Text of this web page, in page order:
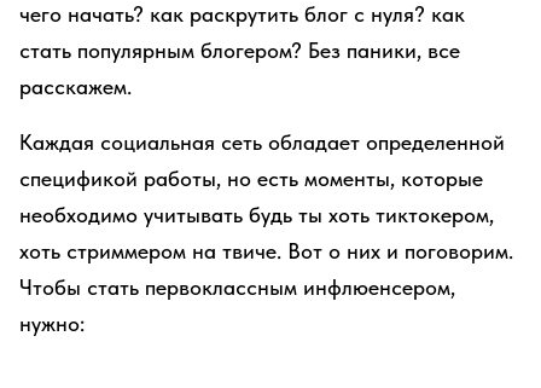
чего начать? как раскрутить блог с нуля? как
стать популярным блогером? Без паники, все
расскажем.
Каждая социальная сеть обладает определенной
спецификой работы, но есть моменты, которые
необходимо учитывать будь ты хоть тиктокером,
хоть стриммером на твиче. Вот о них и поговорим.
Чтобы стать первоклассным инфлюенсером,
нужно: